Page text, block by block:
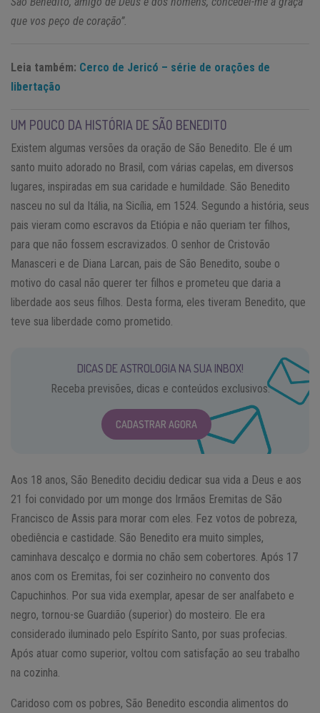
que vos peço de coração”.
Leia também: Cerco de Jericó – série de orações de
libertação
UM POUCO DA HISTÓRIA DE SÃO BENEDITO
Existem algumas versões da oração de São Benedito. Ele é um
santo muito adorado no Brasil, com várias capelas, em diversos
lugares, inspiradas em sua caridade e humildade. São Benedito
nasceu no sul da Itália, na Sicília, em 1524. Segundo a história, seus
pais vieram como escravos da Etiópia e não queriam ter filhos,
para que não fossem escravizados. O senhor de Cristovão
Manasceri e de Diana Larcan, pais de São Benedito, soube o
motivo do casal não querer ter filhos e prometeu que daria a
liberdade aos seus filhos. Desta forma, eles tiveram Benedito, que
teve sua liberdade como prometido.
DICAS DE ASTROLOGIA NA SUA INBOX!
Receba previsões, dicas e conteúdos exclusivos.
CADASTRAR AGORA
Aos 18 anos, São Benedito decidiu dedicar sua vida a Deus e aos
21 foi convidado por um monge dos Irmãos Eremitas de São
Francisco de Assis para morar com eles. Fez votos de pobreza,
obediência e castidade. São Benedito era muito simples,
caminhava descalço e dormia no chão sem cobertores. Após 17
anos com os Eremitas, foi ser cozinheiro no convento dos
Capuchinhos. Por sua vida exemplar, apesar de ser analfabeto e
negro, tornou-se Guardião (superior) do mosteiro. Ele era
considerado iluminado pelo Espírito Santo, por suas profecias.
Após atuar como superior, voltou com satisfação ao seu trabalho
na cozinha.
Caridoso com os pobres, São Benedito escondia alimentos do